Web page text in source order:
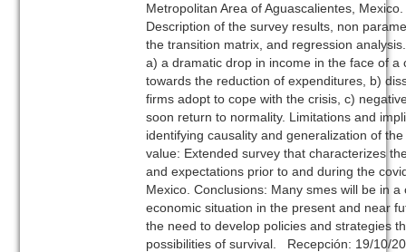
Metropolitan Area of Aguascalientes,
Description of the survey results, non
the transition matrix, and regression
a) a dramatic drop in income in the face of a
towards the reduction of expenditures, b)
firms adopt to cope with the crisis, c)
soon return to normality. Limitations and
identifying causality and generalization of
value: Extended survey that characterizes
and expectations prior to and during the
Mexico. Conclusions: Many smes will be in a
economic situation in the present and near
the need to develop policies and strategies
possibilities of survival. Recepción: 19/10/